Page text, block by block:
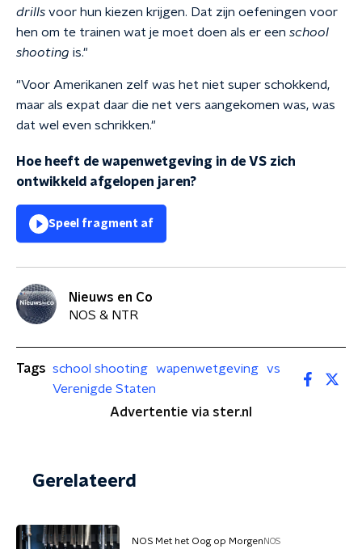
drills voor hun kiezen krijgen. Dat zijn oefeningen voor
hen om te trainen wat je moet doen als er een school
shooting is."
"Voor Amerikanen zelf was het niet super schokkend,
maar als expat daar die net vers aangekomen was, was
dat wel even schrikken."
Hoe heeft de wapenwetgeving in de VS zich
ontwikkeld afgelopen jaren?
Speel fragment af
Nieuws en Co
NOS & NTR
Tags school shooting wapenwetgeving
vs
Verenigde Staten
Advertentie via ster.nl
Gerelateerd
NOS Met het Oog op Morgen NOS